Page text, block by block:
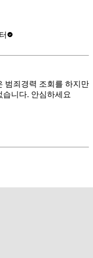
범죄경력 조회를 하지만
니다. 안심하세요